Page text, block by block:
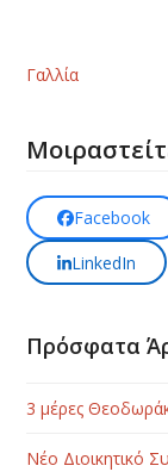
Γαλλία
Facebook
LinkedIn
Πρόσφατα
3 μέρες
Νέο Διοικητικό